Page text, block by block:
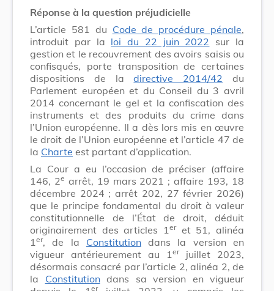
Réponse à la question préjudicielle
L’article 581 du Code de procédure pénale,
introduit par la loi du 22 juin 2022 sur la
gestion et le recouvrement des avoirs saisis ou
confisqués, porte transposition de certaines
dispositions de ladirective 2014/42 du
Parlement européen et du Conseil du 3 avril
2014 concernant le gel et la confiscation des
instruments et des produits du crime dans
l’Union européenne. Il a dès lors mis en œuvre
le droit de l’Union européenne et l’article 47 de
la Charte est partant d’application.
La Cour a eu l’occasion de préciser (affaire
146, 2e arrêt, 19 mars 2021 ; affaire 193, 18
décembre 2024 ; arrêt 202, 27 février 2026)
que le principe fondamental du droit à valeur
constitutionnelle de l’État de droit, déduit
originairement des articles 1 eret 51, alinéa
1 er, de la Constitutiondans la version en
vigueur antérieurement au 1 erjuillet 2023,
désormais consacré par l’article 2, alinéa 2, de
la Constitutiondans sa version en vigueur
er